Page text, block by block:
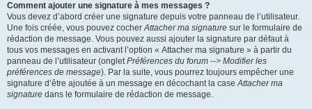
Comment ajouter une signature à mes messages ?
Vous devez d’abord créer une signature depuis votre panneau de l’utilisateur.
Une fois créée, vous pouvez cocherAttacher ma signature sur le formulaire de
rédaction de message. Vous pouvez aussi ajouter la signature par défaut à
tous vos messages en activant l’option « Attacher ma signature » à partir du
panneau de l’utilisateur (ongletPréférences du forum --> Modifier les
préférences de message). Par la suite, vous pourrez toujours empêcher une
signature d’être ajoutée à un message en décochant la caseAttacher ma
signature dans le formulaire de rédaction de message.